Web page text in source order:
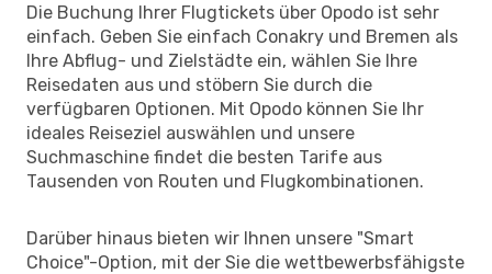
Die Buchung Ihrer Flugtickets über Opodo ist sehr
einfach. Geben Sie einfach Conakry und Bremen als
Ihre Abflug- und Zielstädte ein, wählen Sie Ihre
Reisedaten aus und stöbern Sie durch die
verfügbaren Optionen. Mit Opodo können Sie Ihr
ideales Reiseziel auswählen und unsere
Suchmaschine findet die besten Tarife aus
Tausenden von Routen und Flugkombinationen.
Darüber hinaus bieten wir Ihnen unsere "Smart
Choice"-Option, mit der Sie die wettbewerbsfähigste